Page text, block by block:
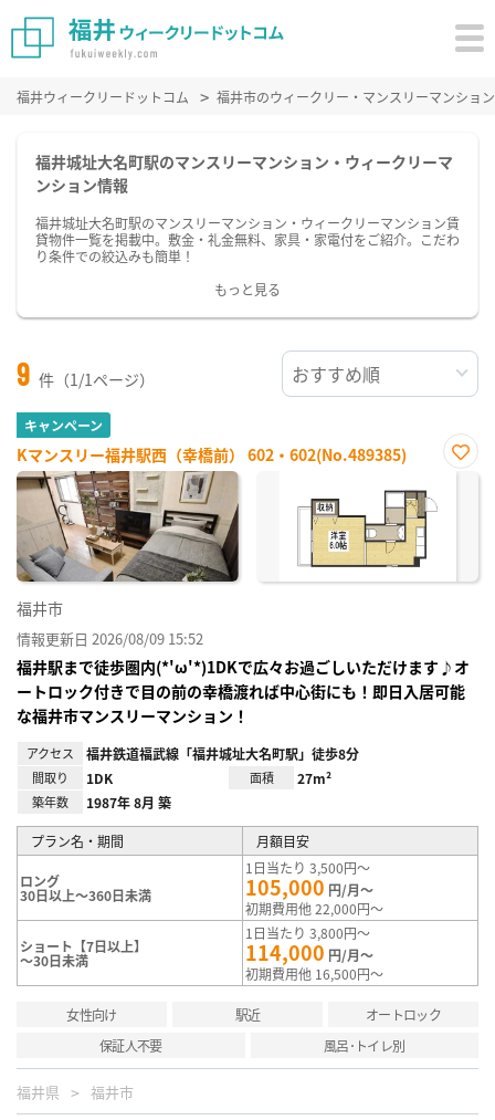
福井ウィークリードットコム 福井市のウィークリー・マンスリーマンショ
福井城址大名町駅のマンスリーマンション・ウィークリーマ
ンション情報
福井城址大名町駅のマンスリーマンション・ウィークリーマンション賃
貸物件一覧を掲載中。敷金・礼金無料、家具・家電付をご紹介。こだわ
り条件での絞込みも簡単！
もっと見る
9 件（1/1ページ）
キャンペーン
Kマンスリー福井駅西（幸橋前） 602・602(No.489385)
お気
福井市
情報更新日 2026/08/09 15:52
福井駅まで徒歩圏内(*'ω'*)1DKで広々お過ごしいただけます♪オ
ートロック付きで目の前の幸橋渡れば中心街にも！即日入居可能
な福井市マンスリーマンション！
アクセス 福井鉄道福武線「福井城址大名町駅」徒歩8分
間取り 1DK 面積 27m²
築年数 1987年 8月 築
プラン名・期間 月額目安
ロング
30日以上～360日未満
1日当たり 3,500円～
105,000 円/月～
初期費用他 22,000円～
ショート【7日以上】
～30日未満
1日当たり 3,800円～
114,000 円/月～
初期費用他 16,500円～
女性向け 駅近
オートロック
保証人不要
風呂･トイレ別
福井県 福井市